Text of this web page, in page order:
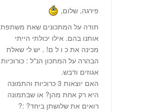
פירגה, שלום,
תודה על המתכונים שאת משתפת
אותנו בהם. אילו יכולתי הייתי
מכינה את כ ו ל ם! . יש לי שאלת
הבהרה על המתכון הנ"ל : כורוכיות
אגוזים ודבש.
האם יוצאות 3 כרוכיות והתמונה
היא רק אחת מהן? או שבתמונה
רואים את שלושתן ביחד? :?